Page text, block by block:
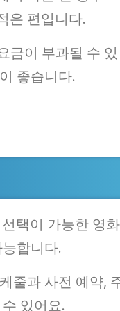
은 편입니다.
금이 부과될 수 있
좋습니다.
택이 가능한 영화
합니다.
줄과 사전 예약,
있어요.